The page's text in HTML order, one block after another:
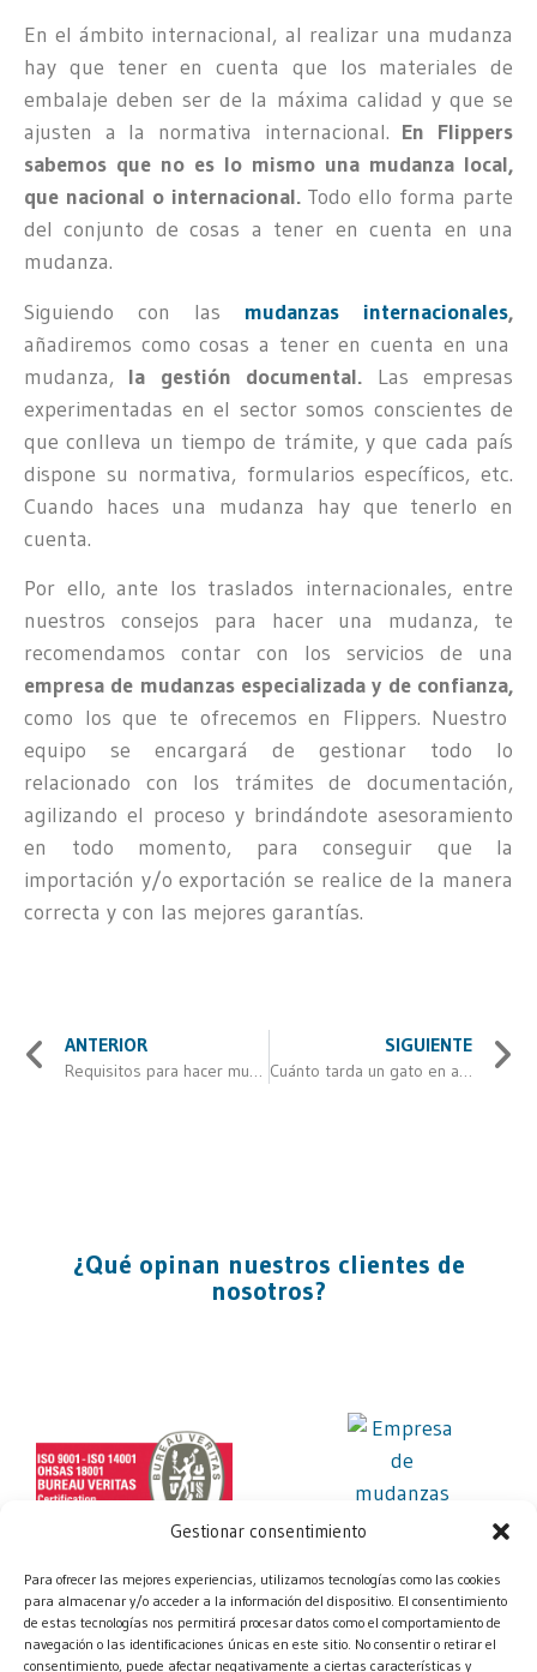
Gestionar consentimiento
Para ofrecer las mejores experiencias, utilizamos tecnologías como las cookies
para almacenar y/o acceder a la información del dispositivo. El consentimiento
de estas tecnologías nos permitirá procesar datos como el comportamiento de
navegación o las identificaciones únicas en este sitio. No consentir o retirar el
consentimiento, puede afectar negativamente a ciertas características y
En el ámbito internacional, al realizar una mudanza
hay que tener en cuenta que los materiales de
embalaje deben ser de la máxima calidad y que se
ajusten a la normativa internacional. En Flippers
sabemos que no es lo mismo una mudanza local,
que nacional o internacional.Todo ello forma parte
del conjunto de cosas a tener en cuenta en una
mudanza.
Siguiendo con las mudanzas internacionales,
añadiremos como cosas a tener en cuenta en una
mudanza, la gestión documental. Las empresas
experimentadas en el sector somos conscientes de
que conlleva un tiempo de trámite, y que cada país
dispone su normativa, formularios específicos, etc.
Cuando haces una mudanza hay que tenerlo en
cuenta.
Por ello, ante los traslados internacionales, entre
nuestros consejos para hacer una mudanza, te
recomendamos contar con los servicios de una
empresa de mudanzas especializada y de confianza,
como los que te ofrecemos en Flippers. Nuestro
equipo se encargará de gestionar todo lo
relacionado con los trámites de documentación,
agilizando el proceso y brindándote asesoramiento
en todo momento, para conseguir que la
importación y/o exportación se realice de la manera
correcta y con las mejores garantías.
ANTERIOR
Requisitos para hacer mudanzas
SIGUIENTE
Cuánto tarda un gato en adaptarse a una mudanza
¿Qué opinan nuestros clientes de
nosotros?